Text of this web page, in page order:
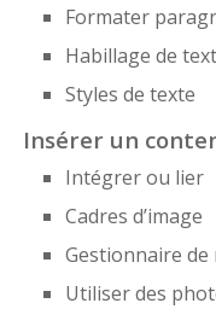
Formater
Habillage de
Styles de texte
Insérer un
Intégrer ou lier
Cadres d’image
Gestionnaire de
Utiliser des